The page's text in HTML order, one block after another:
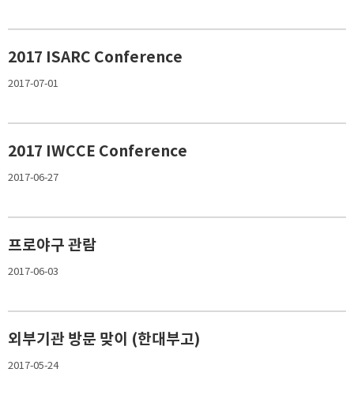
2017 ISARC Conference
2017-07-01
2017 IWCCE Conference
2017-06-27
프로야구 관람
2017-06-03
외부기관 방문 맞이 (한대부고)
2017-05-24